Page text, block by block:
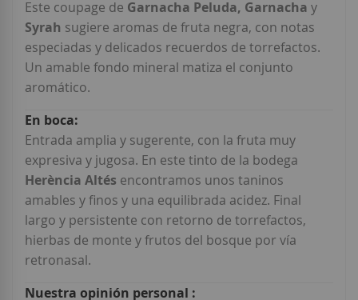
Este coupage de Garnacha Peluda, Garnacha y
Syrah sugiere aromas de fruta negra, con notas
especiadas y delicados recuerdos de torrefactos.
Un amable fondo mineral matiza el conjunto
aromático.
Entrada amplia y sugerente, con la fruta muy
expresiva y jugosa. En este tinto de la bodega
Herència Altés encontramos unos taninos
amables y finos y una equilibrada acidez. Final
largo y persistente con retorno de torrefactos,
hierbas de monte y frutos del bosque por vía
retronasal.